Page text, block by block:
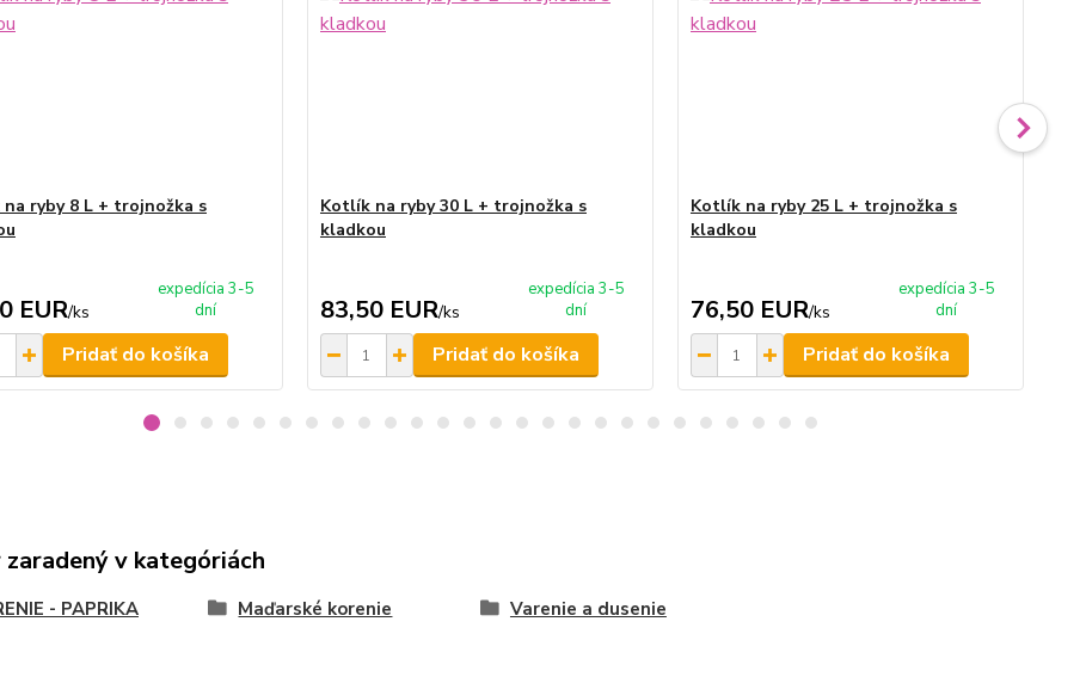
ryby 8 L + trojnožka s
EUR/ks
expedícia 3-5
dní
Pridať do košíka
Kotlík na ryby 30 L + trojnožka s
kladkou
83,50 EUR/ks
expedícia 3-5
dní
Pridať do košíka
Kotlík na ryby 25 L + trojnožka s
kladkou
76,50 EUR/ks
expedícia 3-5
dní
Pridať do košíka
zaradený v kategóriách
- PAPRIKA Maďarské korenie Varenie a dusenie